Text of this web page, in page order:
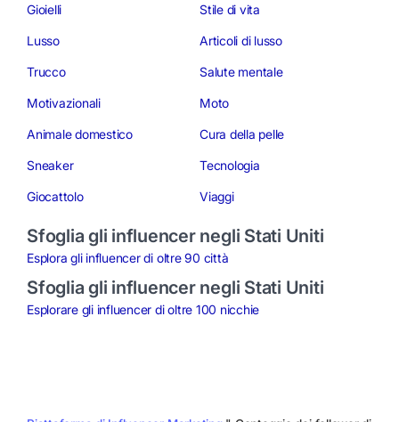
Gioielli Stile di vita
Lusso Articoli di lusso
Trucco Salute mentale
Motivazionali Moto
Animale domestico Cura della pelle
Sneaker Tecnologia
Giocattolo Viaggi
Sfoglia gli influencer negli Stati Uniti
Esplora gli influencer di oltre 90 città
Sfoglia gli influencer negli Stati Uniti
Esplorare gli influencer di oltre 100 nicchie